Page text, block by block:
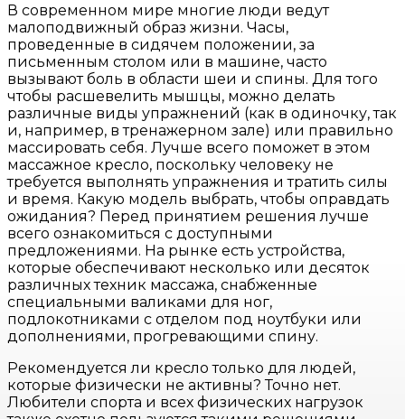
В современном мире многие люди ведут
малоподвижный образ жизни. Часы,
проведенные в сидячем положении, за
письменным столом или в машине, часто
вызывают боль в области шеи и спины. Для того
чтобы расшевелить мышцы, можно делать
различные виды упражнений (как в одиночку, так
и, например, в тренажерном зале) или правильно
массировать себя. Лучше всего поможет в этом
массажное кресло, поскольку человеку не
требуется выполнять упражнения и тратить силы
и время. Какую модель выбрать, чтобы оправдать
ожидания? Перед принятием решения лучше
всего ознакомиться с доступными
предложениями. На рынке есть устройства,
которые обеспечивают несколько или десяток
различных техник массажа, снабженные
специальными валиками для ног,
подлокотниками с отделом под ноутбуки или
дополнениями, прогревающими спину.
Рекомендуется ли кресло только для людей,
которые физически не активны? Точно нет.
Любители спорта и всех физических нагрузок